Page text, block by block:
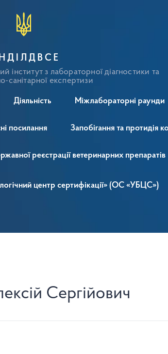
інститут з лабораторної діагностики та
санітарної експертизи
Діяльність Міжлабораторні раунди
посилання Запобігання та протидія
реєстрації ветеринарних препаратів
центр сертифікації» (ОС «УБЦС»)
Сергійович